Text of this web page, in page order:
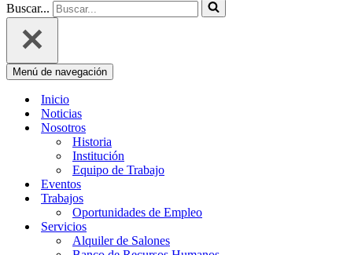
Buscar...
Menú de navegación
Inicio
Noticias
Nosotros
Historia
Institución
Equipo de Trabajo
Eventos
Trabajos
Oportunidades de Empleo
Servicios
Alquiler de Salones